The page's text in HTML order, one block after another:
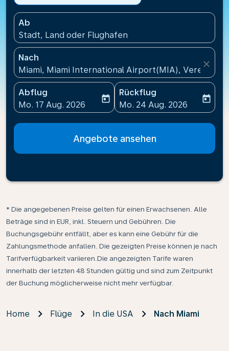
Ab
Stadt, Land oder Flughafen
Nach
Miami, Miami International Airport(MIA), Vereinigte
close
Abflug
fc-booking-departure-date-aria-label
Mo. 17 Aug. 2026
today
Rückflug
fc-booking-return-date-
Mo. 24 Aug. 2026
today
Angebote ansehen
* Die angegebenen Preise gelten für einen Erwachsenen. Alle
Beträge sind in EUR, inkl. Steuern und Gebühren. Die
Buchungsgebühr entfällt, aber es kann eine Gebühr für die
Zahlungsmethode anfallen. Die gezeigten Preise können je nach
Tarifverfügbarkeit variieren.Die angezeigten Tarife waren
innerhalb der letzten 48 Stunden gültig und sind zum Zeitpunkt
der Buchung möglicherweise nicht mehr verfügbar.
Home Flüge In die USA Nach Miami